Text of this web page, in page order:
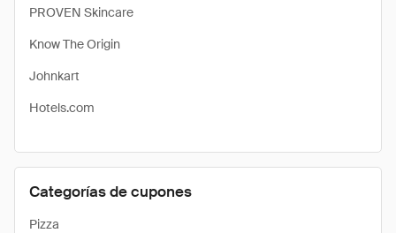
PROVEN Skincare
Know The Origin
Johnkart
Hotels.com
Categorías de cupones
Pizza